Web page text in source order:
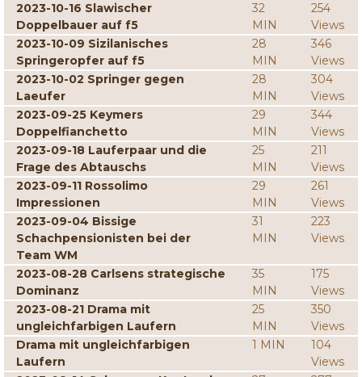
2023-10-16 Slawischer
Doppelbauer auf f5
32
MIN
254
Views
2023-10-09 Sizilanisches
Springeropfer auf f5
28
MIN
346
Views
2023-10-02 Springer gegen
Laeufer
28
MIN
304
Views
2023-09-25 Keymers
Doppelfianchetto
29
MIN
344
Views
2023-09-18 Lauferpaar und die
Frage des Abtauschs
25
MIN
211
Views
2023-09-11 Rossolimo
Impressionen
29
MIN
261
Views
2023-09-04 Bissige
Schachpensionisten bei der
Team WM
31
MIN
223
Views
2023-08-28 Carlsens strategische
Dominanz
35
MIN
175
Views
2023-08-21 Drama mit
ungleichfarbigen Laufern
25
MIN
350
Views
Drama mit ungleichfarbigen
Laufern
1 MIN
104
Views